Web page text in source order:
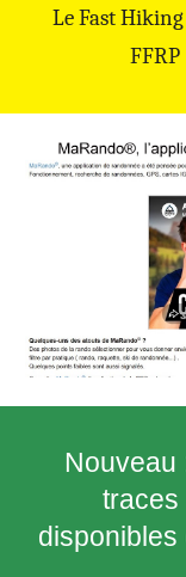
Le Fast
Nouveau
traces
disponibles